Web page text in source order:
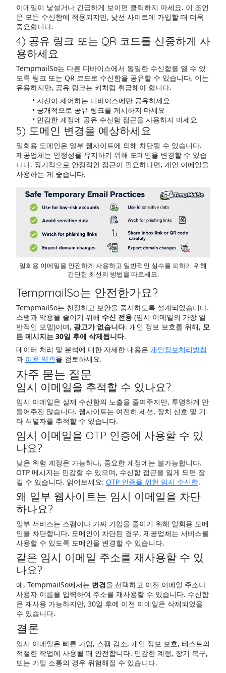
이메일이 낯설거나 긴급하게 보이면 클릭하지 마세요. 이 조언
은 모든 수신함에 적용되지만, 낯선 사이트에 가입할 때 더욱
중요합니다.
4) 공유 링크 또는 QR 코드를 신중하게 사
용하세요
TempmailSo는 다른 디바이스에서 동일한 수신함을 열 수 있
도록 링크 또는 QR 코드로 수신함을 공유할 수 있습니다. 이는
유용하지만, 공유 링크는 키처럼 취급해야 합니다.
자신이 제어하는 디바이스에만 공유하세요
공개적으로 공유 링크를 게시하지 마세요
민감한 계정에 공유 수신함 접근을 사용하지 마세요
5) 도메인 변경을 예상하세요
일회용 도메인은 일부 웹사이트에 의해 차단될 수 있습니다.
제공업체는 안정성을 유지하기 위해 도메인을 변경할 수 있습
니다. 장기적으로 안정적인 접근이 필요하다면, 개인 이메일을
사용하는 게 좋습니다.
일회용 이메일을 안전하게 사용하고 일반적인 실수를 피하기 위해
간단한 최선의 방법을 따르세요.
TempmailSo는 안전한가요?
TempmailSo는 친절하고 보안을 중시하도록 설계되었습니다.
스팸과 악용을 줄이기 위해 수신 전용(임시 이메일의 가장 일
반적인 모델)이며, 광고가 없습니다. 개인 정보 보호를 위해, 모
든 메시지는 30일 후에 삭제됩니다.
데이터 처리 및 분석에 대한 자세한 내용은 개인정보처리방침
과 이용 약관을 검토하세요.
자주 묻는 질문
임시 이메일을 추적할 수 있나요?
임시 이메일은 실제 수신함의 노출을 줄여주지만, 투명하게 만
들어주진 않습니다. 웹사이트는 여전히 세션, 장치 신호 및 기
타 식별자를 추적할 수 있습니다.
임시 이메일을 OTP 인증에 사용할 수 있
나요?
낮은 위험 계정은 가능하나, 중요한 계정에는 불가능합니다.
OTP 메시지는 민감할 수 있으며, 수신함 접근을 잃게 되면 잠
길 수 있습니다. 읽어보세요: OTP 인증을 위한 임시 수신함.
왜 일부 웹사이트는 임시 이메일을 차단
하나요?
일부 서비스는 스팸이나 가짜 가입을 줄이기 위해 일회용 도메
인을 차단합니다. 도메인이 차단된 경우, 제공업체는 서비스를
사용할 수 있도록 도메인을 변경할 수 있습니다.
같은 임시 이메일 주소를 재사용할 수 있
나요?
예, TempmailSo에서는 변경을 선택하고 이전 이메일 주소나
사용자 이름을 입력하여 주소를 재사용할 수 있습니다. 수신함
은 재사용 가능하지만, 30일 후에 이전 이메일은 삭제되었을
수 있습니다.
결론
임시 이메일은 빠른 가입, 스팸 감소, 개인 정보 보호, 테스트의
적절한 작업에 사용될 때 안전합니다. 민감한 계정, 장기 복구,
또는 기밀 소통의 경우 위험해질 수 있습니다.